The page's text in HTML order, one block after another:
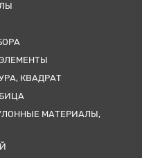
КВАДРАТ
МАТЕРИАЛЫ,